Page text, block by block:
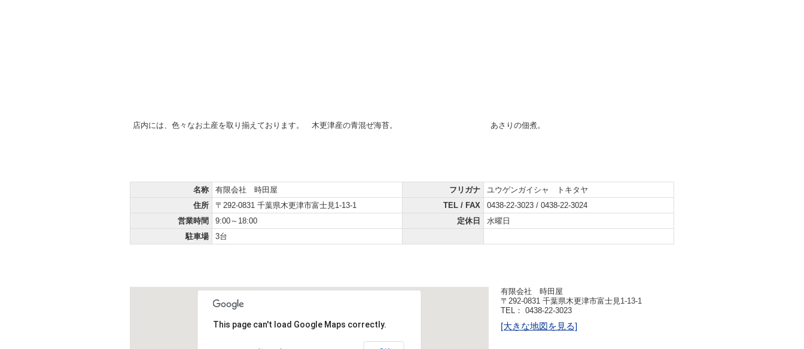
店内には、色々なお土産を取り揃えております。 木更津産の青混ぜ海苔。 あさりの佃煮。
名称 有限会社 時田屋 フリガナ
ユウゲンガイシャ トキタヤ
住所
〒292-0831 千葉県木更津市富士見1-13-1 TEL / FAX
0438-22-3023 / 0438-22-3024
営業時間
9:00～18:00 定休日
水曜日
駐車場
3台
This page can't load Google Maps correctly.
有限会社 時田屋
〒292-0831 千葉県木更津市富士見1-13-1
TEL： 0438-22-3023
[大きな地図を見る]